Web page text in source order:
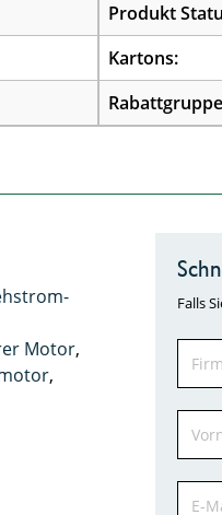
Produkt
Kartons:
Motor,
,
Falls